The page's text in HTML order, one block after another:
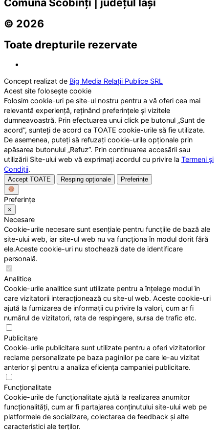
Comuna Scobinți | județul Iași
© 2026
Toate drepturile rezervate
Concept realizat de Big Media Relații Publice SRL
Acest site folosește cookie
Folosim cookie-uri pe site-ul nostru pentru a vă oferi cea mai
relevantă experiență, reținând preferințele și vizitele
dumneavoastră. Prin efectuarea unui click pe butonul „Sunt de
acord”, sunteți de acord ca TOATE cookie-urile să fie utilizate.
De asemenea, puteți să refuzați cookie-urile opționale prin
apăsarea butonului „Refuz”. Prin continuarea accesării sau
utilizării Site-ului web vă exprimați acordul cu privire la Termeni și
Condiții.
Accept TOATE Resping opționale Preferințe
Preferințe
×
Necesare
Cookie-urile necesare sunt esențiale pentru funcțiile de bază ale
site-ului web, iar site-ul web nu va funcționa în modul dorit fără
ele.Aceste cookie-uri nu stochează date de identificare
personală.
Analitice
Cookie-urile analitice sunt utilizate pentru a înțelege modul în
care vizitatorii interacționează cu site-ul web. Aceste cookie-uri
ajută la furnizarea de informații cu privire la valori, cum ar fi
numărul de vizitatori, rata de respingere, sursa de trafic etc.
Publicitare
Cookie-urile publicitare sunt utilizate pentru a oferi vizitatorilor
reclame personalizate pe baza paginilor pe care le-au vizitat
anterior și pentru a analiza eficiența campaniei publicitare.
Funcționalitate
Cookie-urile de funcționalitate ajută la realizarea anumitor
funcționalități, cum ar fi partajarea conținutului site-ului web pe
platformele de socializare, colectarea de feedback și alte
caracteristici ale terților.